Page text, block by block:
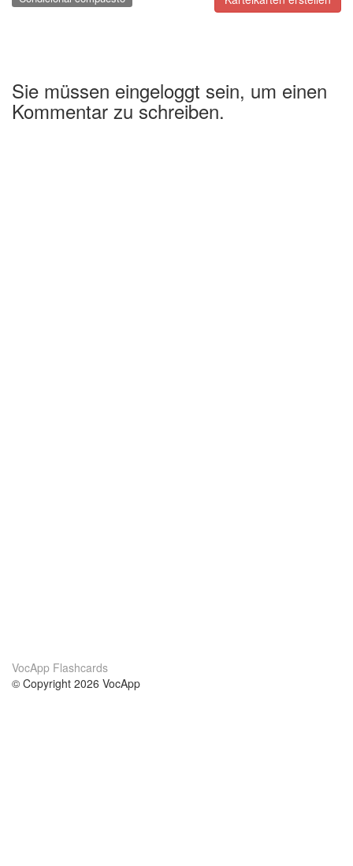
Sie müssen eingeloggt sein, um einen
Kommentar zu schreiben.
VocApp Flashcards
© Copyright 2026 VocApp